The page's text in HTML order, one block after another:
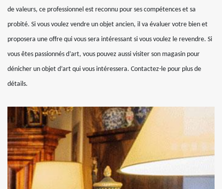
de valeurs, ce professionnel est reconnu pour ses compétences et sa
probité. Si vous voulez vendre un objet ancien, il va évaluer votre bien et
proposera une offre qui vous sera intéressant si vous voulez le revendre. Si
vous êtes passionnés d’art, vous pouvez aussi visiter son magasin pour
dénicher un objet d’art qui vous intéressera. Contactez-le pour plus de
détails.